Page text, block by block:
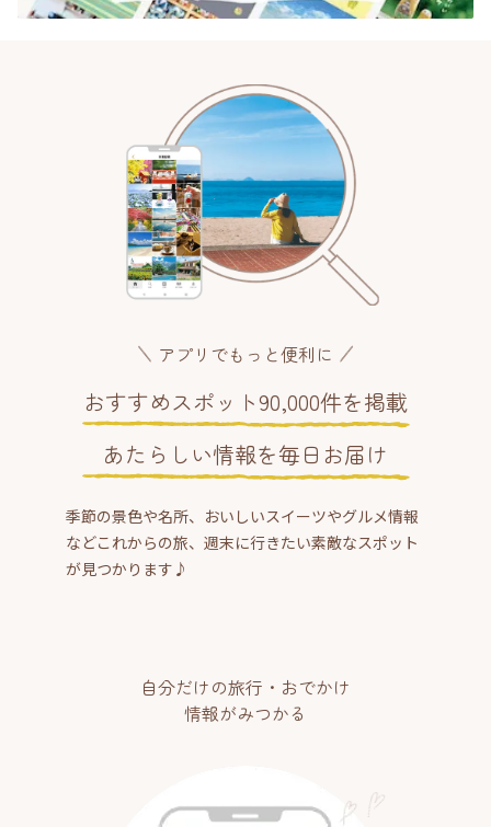
アプリでもっと便利に
おすすめスポット90,000件を掲載
あたらしい情報を毎日お届け
季節の景色や名所、おいしいスイーツやグルメ情報
などこれからの旅、週末に行きたい素敵なスポット
が見つかります♪
自分だけの旅行・おでかけ
情報がみつかる